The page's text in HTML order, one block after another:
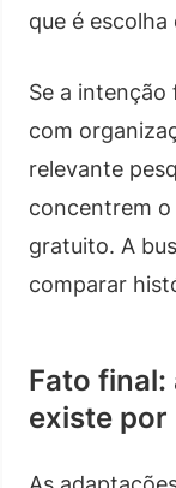
que é
Se a
com
relevante
concentrem o
gratuito. A
comparar
Fato final:
existe por